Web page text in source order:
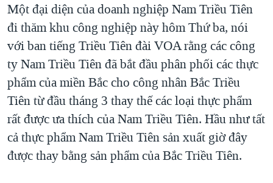
Một đại diện của doanh nghiệp Nam Triều Tiên
đi thăm khu công nghiệp này hôm Thứ ba, nói
với ban tiếng Triều Tiên đài VOA rằng các công
ty Nam Triều Tiên đã bắt đầu phân phối các thực
phẩm của miền Bắc cho công nhân Bắc Triều
Tiên từ đầu tháng 3 thay thế các loại thực phẩm
rất được ưa thích của Nam Triều Tiên. Hầu như tất
cả thực phẩm Nam Triều Tiên sản xuất giờ đây
được thay bằng sản phẩm của Bắc Triều Tiên.